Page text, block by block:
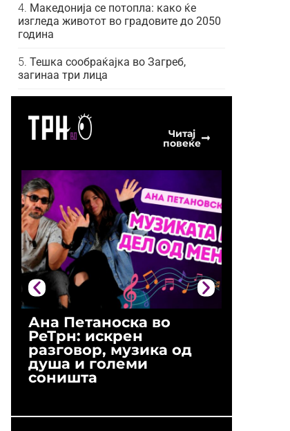
Македонија се потопла: како ќе
изгледа животот во градовите до 2050
година
Тешка сообраќајка во Загреб,
загинаа три лица
Читај
повеќе
Ана Петаноска во
РеТрн: искрен
разговор, музика од
душа и големи
соништа